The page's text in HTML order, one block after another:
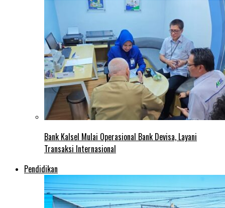
Bank Kalsel Mulai Operasional Bank Devisa, Layani
Transaksi Internasional
Pendidikan